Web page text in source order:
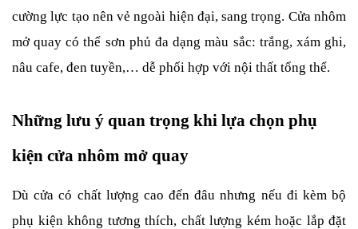
cường lực tạo nên vẻ ngoài hiện đại, sang trọng. Cửa nhôm
mở quay có thể sơn phủ đa dạng màu sắc: trắng, xám ghi,
nâu cafe, đen tuyền,… dễ phối hợp với nội thất tổng thể.
Những lưu ý quan trọng khi lựa chọn phụ
kiện cửa nhôm mở quay
Dù cửa có chất lượng cao đến đâu nhưng nếu đi kèm bộ
phụ kiện không tương thích, chất lượng kém hoặc lắp đặt